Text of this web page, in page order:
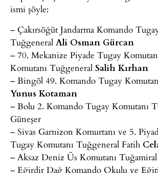
ismi şöyle:
– Çakırsöğüt Jandarma Komando
Tuğgeneral Ali Osman Gürcan
– 70. Mekanize Piyade Tugay
Komutanı Tuğgeneral Salih Kırhan
– Bingöl 49. Komando Tugay
Yunus Kotaman
– Bolu 2. Komando Tugay Komutanı
Güneşer
– Sivas Garnizon Komurtanı ve 5.
Tugay Komutanı Tuğgeneral Fatih
– Aksaz Deniz Üs Komutanı Tuğamiral
– Eğirdir Dağ Komando Okulu ve